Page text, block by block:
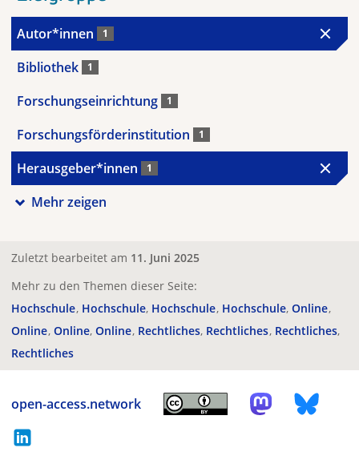
Autor*innen 1
Bibliothek 1
Forschungseinrichtung 1
Forschungsförderinstitution 1
Herausgeber*innen 1
Mehr zeigen
Zuletzt bearbeitet am 11. Juni 2025
Mehr zu den Themen dieser Seite:
Hochschule Hochschule Hochschule Hochschule Online
Online Online Online Rechtliches Rechtliches Rechtliches
Rechtliches
open-access.network